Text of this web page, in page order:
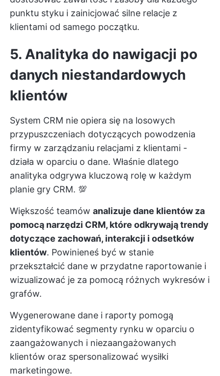
punktu styku i zainicjować silne relacje z
klientami od samego początku.
5. Analityka do nawigacji po
danych niestandardowych
klientów
System CRM nie opiera się na losowych
przypuszczeniach dotyczących powodzenia
firmy w zarządzaniu relacjami z klientami -
działa w oparciu o dane. Właśnie dlatego
analityka odgrywa kluczową rolę w każdym
planie gry CRM. 💯
Większość teamów analizuje dane klientów za
pomocą narzędzi CRM, które odkrywają trendy
dotyczące zachowań, interakcji i odsetków
klientów. Powinieneś być w stanie
przekształcić dane w przydatne raportowanie i
wizualizować je za pomocą różnych wykresów i
grafów.
Wygenerowane dane i raporty pomogą
zidentyfikować segmenty rynku w oparciu o
zaangażowanych i niezaangażowanych
klientów oraz spersonalizować wysiłki
marketingowe.